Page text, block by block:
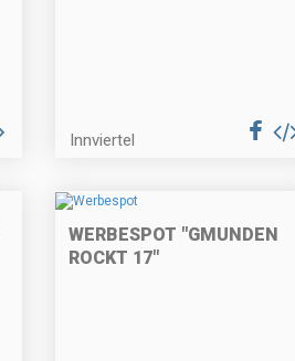
Innviertel
WERBESPOT "GMUNDEN
ROCKT 17"